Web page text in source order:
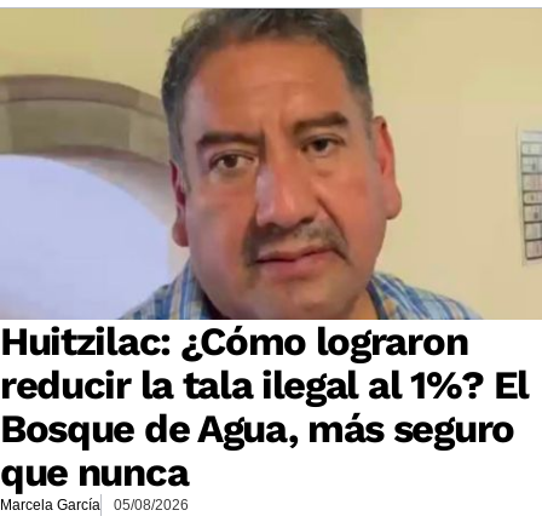
Huitzilac: ¿Cómo lograron
reducir la tala ilegal al 1%? El
Bosque de Agua, más seguro
que nunca
Marcela García 05/08/2026